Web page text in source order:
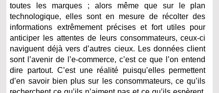
toutes les marques ; alors même que sur le plan
technologique, elles sont en mesure de récolter des
informations extrêmement précises et fort utiles pour
anticiper les attentes de leurs consommateurs, ceux-ci
naviguent déjà vers d’autres cieux. Les données client
sont l’avenir de l’e-commerce, c’est ce que l’on entend
dire partout. C’est une réalité puisqu’elles permettent
d’en savoir bien plus sur les consommateurs, ce qu’ils